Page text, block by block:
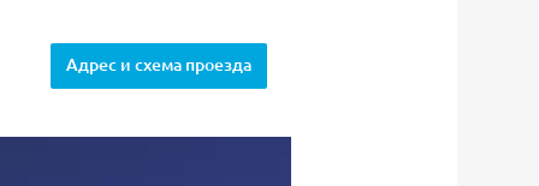
Адрес и схема проезда